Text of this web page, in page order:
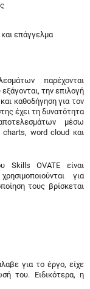
επάγγελμα
παρέχονται
την επιλογή
καθοδήγηση για τον
έχει τη δυνατότητα
μέσω
charts, word cloud και
Skills OVATE είναι
για
τους βρίσκεται
για το έργο, είχε
του. Ειδικότερα, η